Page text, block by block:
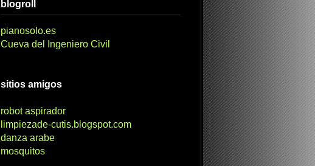
blogroll
pianosolo.es
Cueva del Ingeniero Civil
sitios amigos
robot aspirador
limpiezade-cutis.blogspot.com
danza arabe
mosquitos